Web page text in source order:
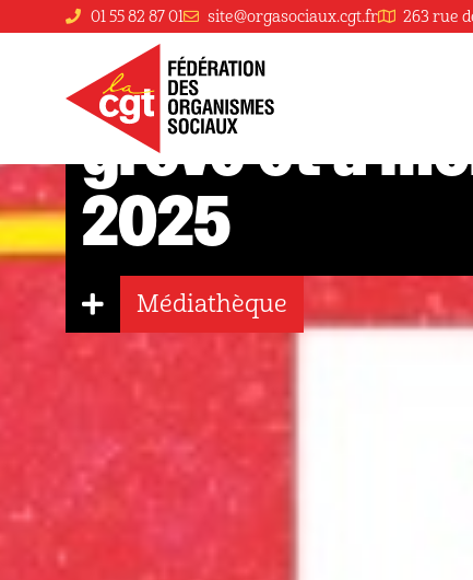
01 55 82 87 01 site@orgasociaux.cgt.fr 263 rue
Missions Locales – Budget 2026 : Appel à la
grève et à
2025
Médiathèque